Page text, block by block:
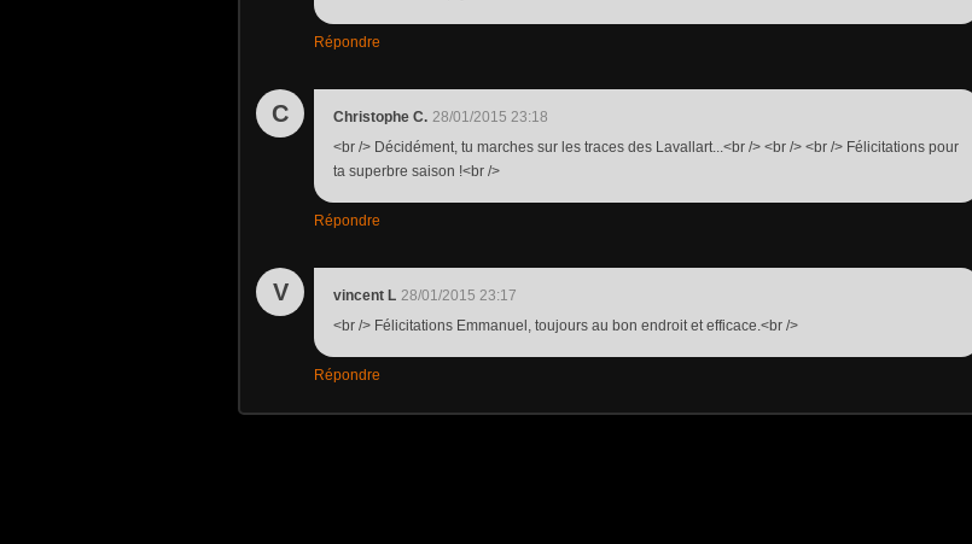
Répondre
C Christophe C. 28/01/2015 23:18
<br /> Décidément, tu marches sur les traces des Lavallart...<br /> <br /> <br /> Félicitations pour
ta superbre saison !<br />
Répondre
V vincent L 28/01/2015 23:17
<br /> Félicitations Emmanuel, toujours au bon endroit et efficace.<br />
Répondre